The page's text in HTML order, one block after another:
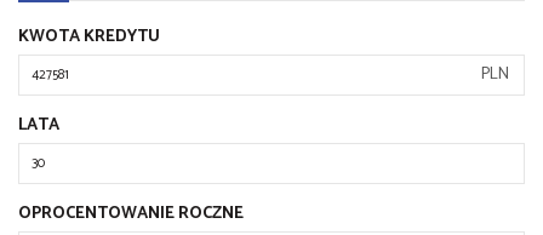
KWOTA KREDYTU
PLN
LATA
OPROCENTOWANIE ROCZNE